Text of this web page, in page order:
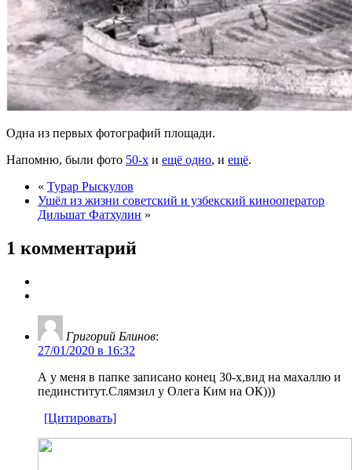
Одна из первых фотографий площади.
Напомню, были фото 50-х и ещё одно, и ещё.
« Турар Рыскулов
Ушёл из жизни советский и узбекский кинооператор
Дильшат Фатхулин »
1 комментарий
Григорий Блинов:
27/01/2020 в 16:32
А у меня в папке записано конец 30-х,вид на махаллю и
пединститут.Слямзил у Олега Ким на ОК)))
[Цитировать]